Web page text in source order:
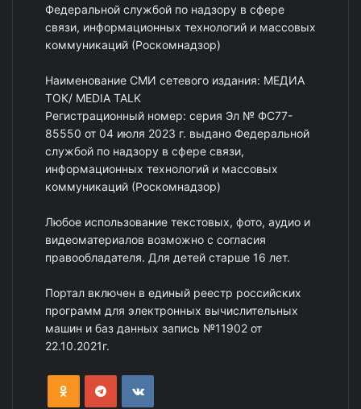
Федеральной службой по надзору в сфере
связи, информационных технологий и массовых
коммуникаций (Роскомнадзор)
Наименование СМИ сетевого издания: МЕДИА
ТОК/ MEDIA TALK
Регистрационный номер: серия Эл № ФС77-
85550 от 04 июля 2023 г. выдано Федеральной
службой по надзору в сфере связи,
информационных технологий и массовых
коммуникаций (Роскомнадзор)
Любое использование текстовых, фото, аудио и
видеоматериалов возможно с согласия
правообладателя. Для детей старше 16 лет.
Портал включен в единый реестр российских
программ для электронных вычислительных
машин и баз данных запись №11902 от
22.10.2021г.